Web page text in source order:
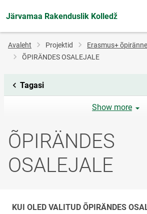
Järvamaa Rakenduslik Kolledž
Jälglink
Avaleht Projektid
Erasmus+ õpiränne
ÕPIRÄNDES OSALEJALE
ÕPIRÄNDES
OSALEJALE
Tagasi
Show more
KUI OLED VALITUD ÕPIRÄNDES